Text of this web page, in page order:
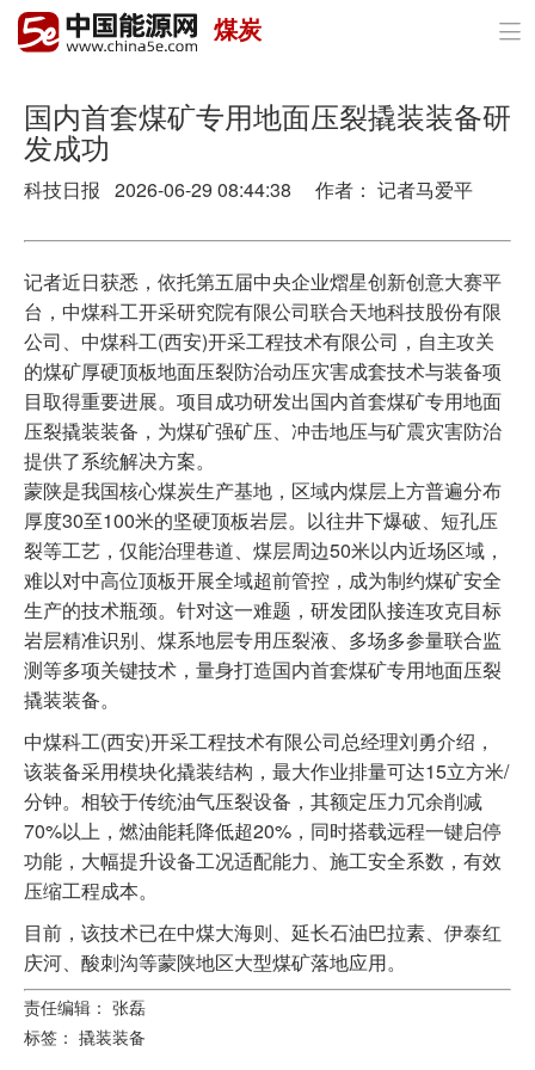
首页
政策与经济
电力
新能源
节能环保
分布式能源
煤炭 
国内首套煤矿专用地面压裂撬装装备研
发成功
科技日报 2026-06-29 08:44:38 作者： 记者马爱平
记者近日获悉，依托第五届中央企业熠星创新创意大赛平
台，中煤科工开采研究院有限公司联合天地科技股份有限
公司、中煤科工(西安)开采工程技术有限公司，自主攻关
的煤矿厚硬顶板地面压裂防治动压灾害成套技术与装备项
目取得重要进展。项目成功研发出国内首套煤矿专用地面
压裂撬装装备，为煤矿强矿压、冲击地压与矿震灾害防治
提供了系统解决方案。
蒙陕是我国核心煤炭生产基地，区域内煤层上方普遍分布
厚度30至100米的坚硬顶板岩层。以往井下爆破、短孔压
裂等工艺，仅能治理巷道、煤层周边50米以内近场区域，
难以对中高位顶板开展全域超前管控，成为制约煤矿安全
生产的技术瓶颈。针对这一难题，研发团队接连攻克目标
岩层精准识别、煤系地层专用压裂液、多场多参量联合监
测等多项关键技术，量身打造国内首套煤矿专用地面压裂
撬装装备。
中煤科工(西安)开采工程技术有限公司总经理刘勇介绍，
该装备采用模块化撬装结构，最大作业排量可达15立方米/
分钟。相较于传统油气压裂设备，其额定压力冗余削减
70%以上，燃油能耗降低超20%，同时搭载远程一键启停
功能，大幅提升设备工况适配能力、施工安全系数，有效
压缩工程成本。
目前，该技术已在中煤大海则、延长石油巴拉素、伊泰红
庆河、酸刺沟等蒙陕地区大型煤矿落地应用。
责任编辑： 张磊
标签： 撬装装备